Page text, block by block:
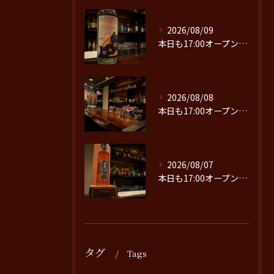
2026/08/09
本日も17:00オープンです。
2026/08/08
本日も17:00オープンです。
2026/08/07
本日も17:00オープンです。
タグ Tags